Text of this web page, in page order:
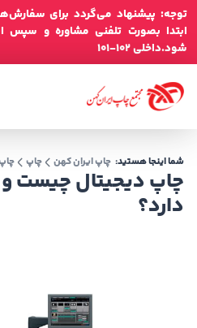
توجه: پیشنهاد می‌گردد برای
ابتدا بصورت تلفنی مشاوره و سپس
شود.داخلی 102-101
چاپ دیجیتال چیست و
دارد؟
شما اینجا هستید: چاپ ایران کهن چاپ